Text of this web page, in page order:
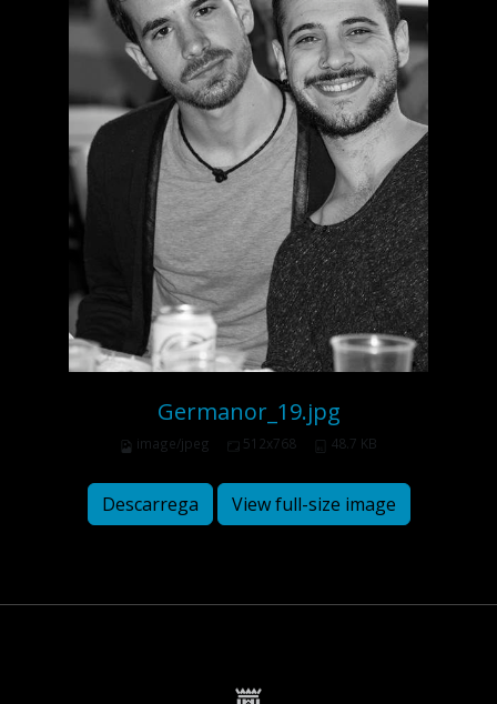
Germanor_19.jpg
image/jpeg 512x768 48.7 KB
Descarrega View full-size image